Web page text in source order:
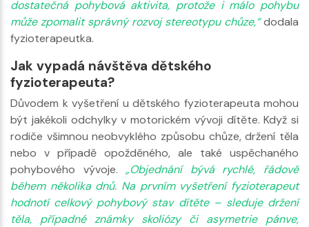
dostatečná pohybová aktivita, protože i málo pohybu
může zpomalit správný rozvoj stereotypu chůze,“ dodala
fyzioterapeutka.
Jak vypadá návštěva dětského
fyzioterapeuta?
Důvodem k vyšetření u dětského fyzioterapeuta mohou
být jakékoli odchylky v motorickém vývoji dítěte. Když si
rodiče všimnou neobvyklého způsobu chůze, držení těla
nebo v případě opožděného, ale také uspěchaného
pohybového vývoje.„Objednání bývá rychlé, řádově
během několika dnů. Na prvním vyšetření fyzioterapeut
hodnotí celkový pohybový stav dítěte – sleduje držení
těla, případné známky skoliózy či asymetrie pánve,